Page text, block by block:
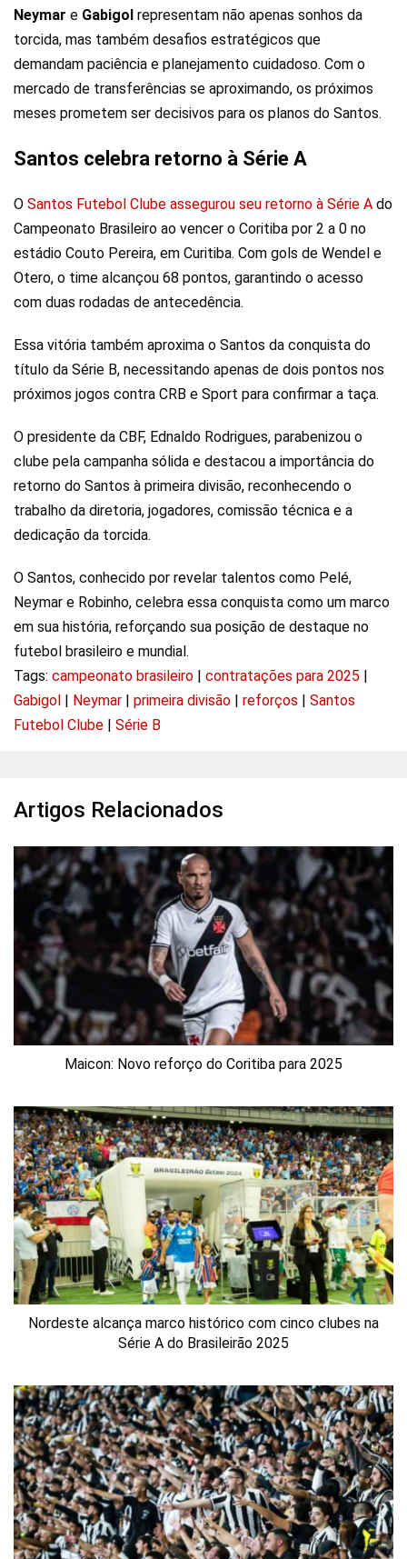
Neymar e Gabigol representam não apenas sonhos da
torcida, mas também desafios estratégicos que
demandam paciência e planejamento cuidadoso. Com o
mercado de transferências se aproximando, os próximos
meses prometem ser decisivos para os planos do Santos.
Santos celebra retorno à Série A
O Santos Futebol Clube assegurou seu retorno à Série A do
Campeonato Brasileiro ao vencer o Coritiba por 2 a 0 no
estádio Couto Pereira, em Curitiba. Com gols de Wendel e
Otero, o time alcançou 68 pontos, garantindo o acesso
com duas rodadas de antecedência.
Essa vitória também aproxima o Santos da conquista do
título da Série B, necessitando apenas de dois pontos nos
próximos jogos contra CRB e Sport para confirmar a taça.
O presidente da CBF, Ednaldo Rodrigues, parabenizou o
clube pela campanha sólida e destacou a importância do
retorno do Santos à primeira divisão, reconhecendo o
trabalho da diretoria, jogadores, comissão técnica e a
dedicação da torcida.
O Santos, conhecido por revelar talentos como Pelé,
Neymar e Robinho, celebra essa conquista como um marco
em sua história, reforçando sua posição de destaque no
futebol brasileiro e mundial.
Tags: campeonato brasileiro contratações para 2025
Gabigol
Neymar primeira divisão reforços
Santos
Futebol Clube
Série B
Artigos Relacionados
Maicon: Novo reforço do Coritiba para 2025
Nordeste alcança marco histórico com cinco clubes na
Série A do Brasileirão 2025